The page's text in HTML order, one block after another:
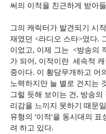
써의 이적을 친근하게 받아
그의 캐릭터가 발견되기 시
재였던 <라디오 스타>였다.
이었고, 이제 그는 <방송의
가 되어, 이적이란 세속적
중이다. 이 황당무개하고 어
노력하지만 늘 별로 건지는
그럴 듯해 보이는 건, 방송
리감을 느끼지 못하기 때문
유형의 '이적'을 동시대의 표
려 하고 있다.